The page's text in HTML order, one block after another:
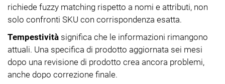
richiede fuzzy matching rispetto a nomi e attributi, non
solo confronti SKU con corrispondenza esatta.
Tempestività significa che le informazioni rimangono
attuali. Una specifica di prodotto aggiornata sei mesi
dopo una revisione di prodotto crea ancora problemi,
anche dopo correzione finale.